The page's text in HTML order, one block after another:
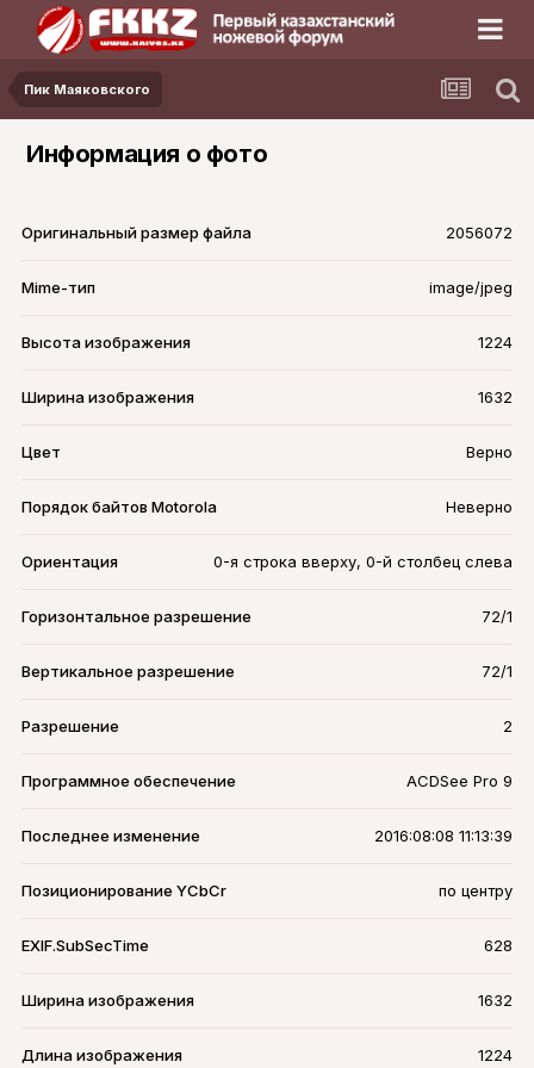
Пик Маяковского
Информация о фото
Оригинальный размер файла 2056072
Mime-тип image/jpeg
Высота изображения 1224
Ширина изображения 1632
Цвет Верно
Порядок байтов Motorola Неверно
Ориентация 0-я строка вверху, 0-й столбец слева
Горизонтальное разрешение 72/1
Вертикальное разрешение 72/1
Разрешение 2
Программное обеспечение ACDSee Pro 9
Последнее изменение 2016:08:08 11:13:39
Позиционирование YCbCr по центру
EXIF.SubSecTime 628
Ширина изображения 1632
Длина изображения 1224